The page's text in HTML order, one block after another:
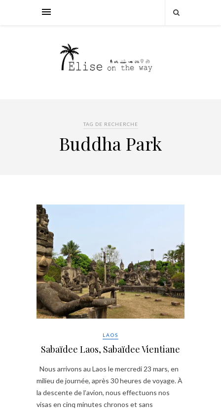
TAG DE RECHERCHE
Buddha Park
LAOS
Sabaïdee Laos, Sabaïdee Vientiane
Nous arrivons au Laos le mercredi 23 mars, en
milieu de journée, après 30 heures de voyage. À
la descente de l’avion, nous effectuons nos
visas en cinq minutes chronos et sans